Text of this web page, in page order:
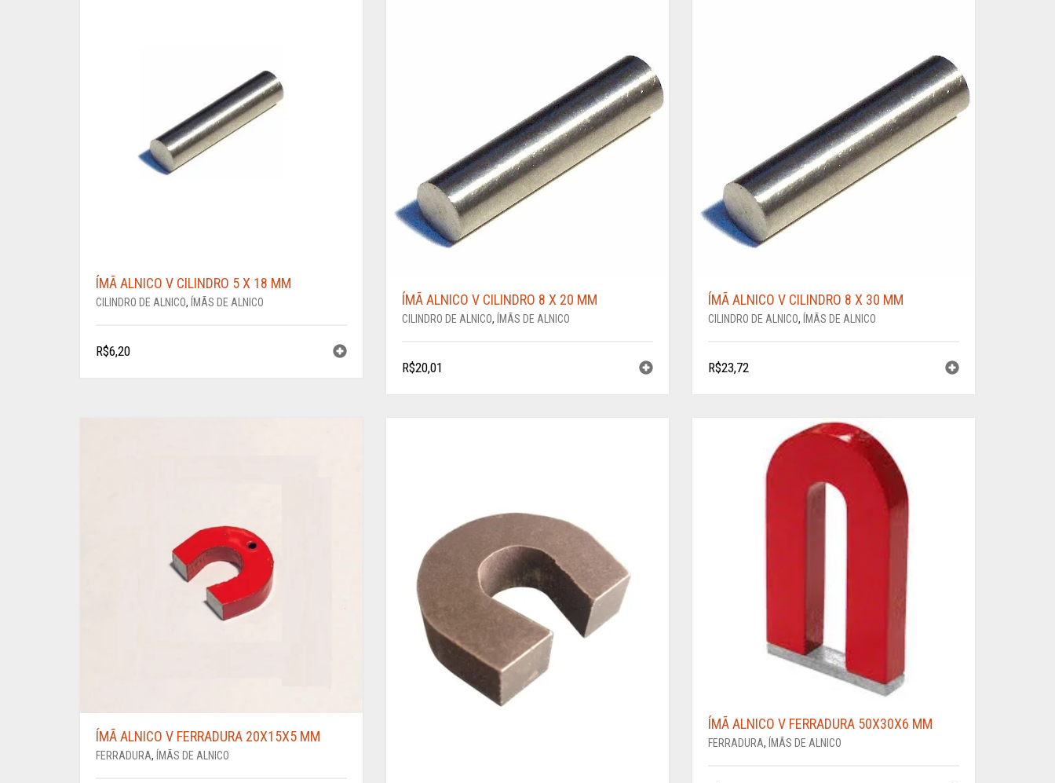
ÍMÃ ALNICO V CILINDRO 5 X 18 MM
CILINDRO DE ALNICO, ÍMÃS DE ALNICO
R$6,20
ÍMÃ ALNICO V CILINDRO 8 X 20 MM
CILINDRO DE ALNICO, ÍMÃS DE ALNICO
R$20,01
ÍMÃ ALNICO V CILINDRO 8 X 30 MM
CILINDRO DE ALNICO, ÍMÃS DE ALNICO
R$23,72
ÍMÃ ALNICO V FERRADURA 20X15X5 MM
FERRADURA, ÍMÃS DE ALNICO
ÍMÃ ALNICO V FERRADURA 50X30X6 MM
FERRADURA, ÍMÃS DE ALNICO